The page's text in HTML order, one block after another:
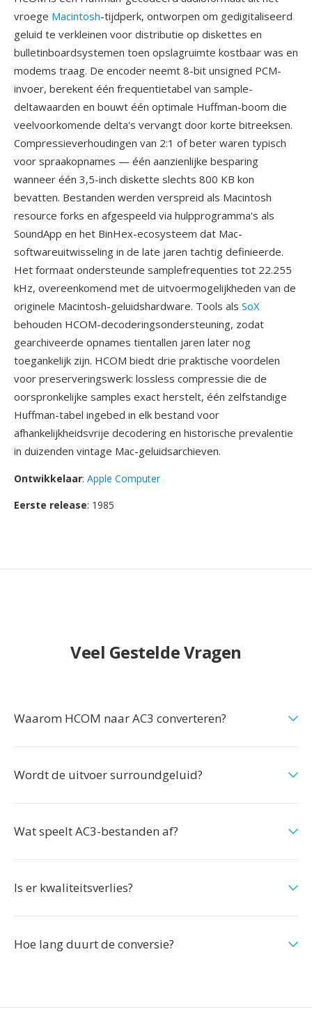
vroege Macintosh-tijdperk, ontworpen om gedigitaliseerd
geluid te verkleinen voor distributie op diskettes en
bulletinboardsystemen toen opslagruimte kostbaar was en
modems traag. De encoder neemt 8-bit unsigned PCM-
invoer, berekent één frequentietabel van sample-
deltawaarden en bouwt één optimale Huffman-boom die
veelvoorkomende delta's vervangt door korte bitreeksen.
Compressieverhoudingen van 2:1 of beter waren typisch
voor spraakopnames — één aanzienlijke besparing
wanneer één 3,5-inch diskette slechts 800 KB kon
bevatten. Bestanden werden verspreid als Macintosh
resource forks en afgespeeld via hulpprogramma's als
SoundApp en het BinHex-ecosysteem dat Mac-
softwareuitwisseling in de late jaren tachtig definieerde.
Het formaat ondersteunde samplefrequenties tot 22.255
kHz, overeenkomend met de uitvoermogelijkheden van de
originele Macintosh-geluidshardware. Tools als SoX
behouden HCOM-decoderingsondersteuning, zodat
gearchiveerde opnames tientallen jaren later nog
toegankelijk zijn. HCOM biedt drie praktische voordelen
voor preserveringswerk: lossless compressie die de
oorspronkelijke samples exact herstelt, één zelfstandige
Huffman-tabel ingebed in elk bestand voor
afhankelijkheidsvrije decodering en historische prevalentie
in duizenden vintage Mac-geluidsarchieven.
Ontwikkelaar: Apple Computer
Eerste release: 1985
Veel Gestelde Vragen
Waarom HCOM naar AC3 converteren?
Wordt de uitvoer surroundgeluid?
Wat speelt AC3-bestanden af?
Is er kwaliteitsverlies?
Hoe lang duurt de conversie?